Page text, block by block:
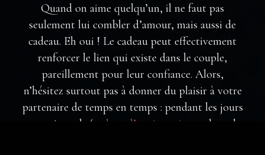
Quand on aime quelqu’un, il ne faut pas
seulement lui combler d’amour, mais aussi de
cadeau. Eh oui ! Le cadeau peut effectivement
renforcer le lien qui existe dans le couple,
pareillement pour leur confiance. Alors,
n’hésitez surtout pas à donner du plaisir à votre
partenaire de temps en temps : pendant les jours
exceptionnels ( cadeau d’anniversaire
, cadeau de